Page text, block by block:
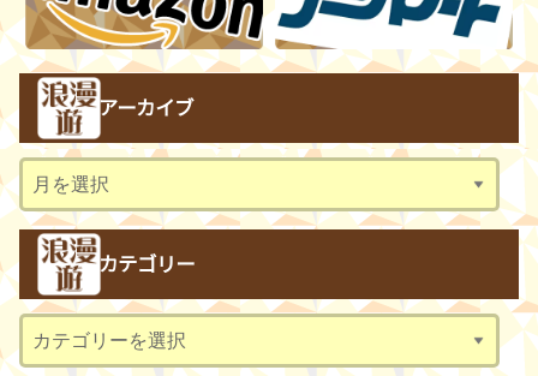
アーカイブ
ア
ー
ブ
カテゴリー
テ